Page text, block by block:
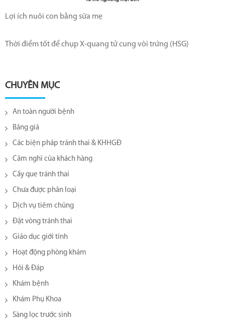
Lợi ích nuôi con bằng sữa mẹ
Thời điểm tốt để chụp X-quang tử cung vòi trứng (HSG)
CHUYÊN MỤC
An toàn người bệnh
Bảng giá
Các biện pháp tránh thai & KHHGĐ
Cảm nghĩ của khách hàng
Cấy que tránh thai
Chưa được phân loại
Dịch vụ tiêm chủng
Đặt vòng tránh thai
Giáo dục giới tính
Hoạt động phòng khám
Hỏi & Đáp
Khám bệnh
Khám Phụ Khoa
Sàng lọc trước sinh